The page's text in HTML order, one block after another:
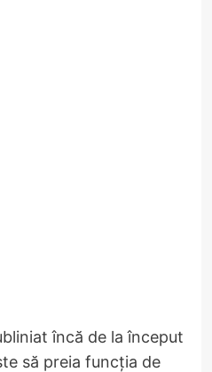
încă de la început
să preia funcția de